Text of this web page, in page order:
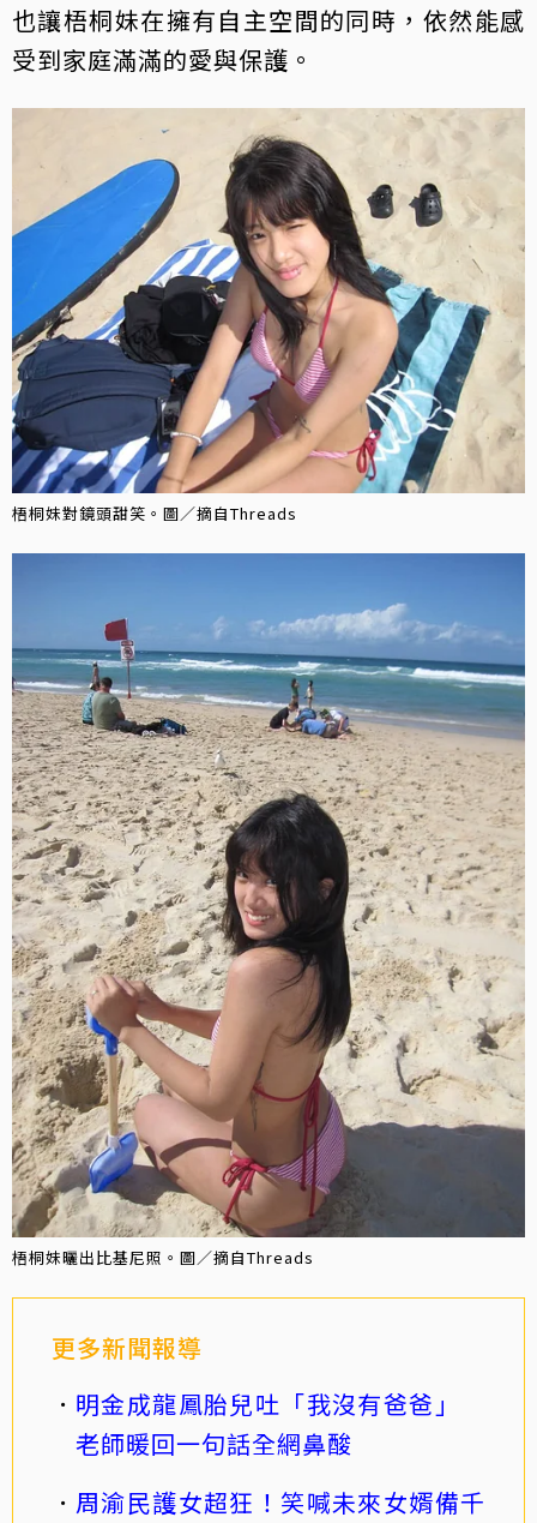
也讓梧桐妹在擁有自主空間的同時，依然能感
受到家庭滿滿的愛與保護。
梧桐妹對鏡頭甜笑。圖／摘自Threads
梧桐妹曬出比基尼照。圖／摘自Threads
更多新聞報導
明金成龍鳳胎兒吐「我沒有爸爸」
老師暖回一句話全網鼻酸
周渝民護女超狂！笑喊未來女婿備千